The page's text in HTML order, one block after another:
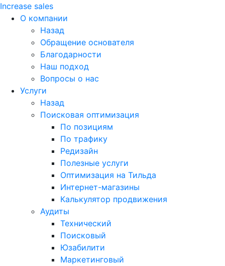
Increase sales
О компании
Назад
Обращение основателя
Благодарности
Наш подход
Вопросы о нас
Услуги
Назад
Поисковая оптимизация
По позициям
По трафику
Редизайн
Полезные услуги
Оптимизация на Тильда
Интернет-магазины
Калькулятор продвижения
Аудиты
Технический
Поисковый
Юзабилити
Маркетинговый